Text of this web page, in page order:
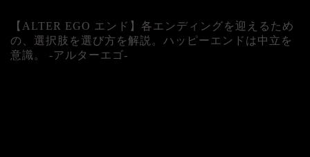
【ALTER EGO エンド】各エンディングを迎えるため
の、選択肢を選び方を解説。ハッピーエンドは中立を
意識。 -アルターエゴ-